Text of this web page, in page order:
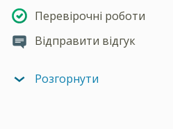
Перевірочні роботи
Відправити відгук
Розгорнути